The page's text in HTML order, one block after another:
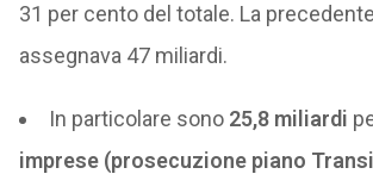
31 per cento del totale. La
assegnava 47 miliardi.
In particolare sono 25,8 miliardi
imprese (prosecuzione piano